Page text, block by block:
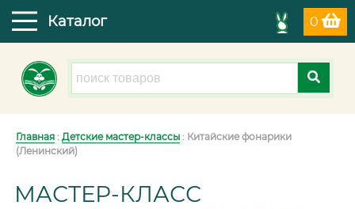
0
Каталог
Главная : Детские мастер-классы : Китайские фонарики
(Ленинский)
МАСТЕР-КЛАСС